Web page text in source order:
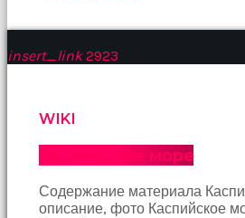
kızların
boşalarak
porno
yakın
arkadaş
insert_link 2923
WIKI
Каспийское море
Содержание материала
описание, фото Каспийское